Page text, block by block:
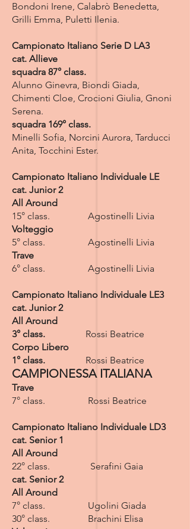
Bondoni Irene, Calabrò Benedetta,
Grilli Emma, Puletti Ilenia.
Campionato Italiano Serie D LA3
cat. Allieve
squadra 87° class.
Alunno Ginevra, Biondi Giada,
Chimenti Cloe, Crocioni Giulia, Gnoni
Serena.
squadra 169° class.
Minelli Sofia, Norcini Aurora, Tarducci
Anita, Tocchini Ester.
Campionato Italiano Individuale LE
cat. Junior 2
All Around
15° class. Agostinelli Livia
Volteggio
5° class. Agostinelli Livia
Trave
6° class. Agostinelli Livia
Campionato Italiano Individuale LE3
cat. Junior 2
All Around
3° class.
Rossi Beatrice
Corpo Libero
1° class.
Rossi Beatrice
CAMPIONESSA ITALIANA
Trave
7° class. Rossi Beatrice
Campionato Italiano Individuale LD3
cat. Senior 1
All Around
22° class. Serafini Gaia
cat. Senior 2
All Around
7° class. Ugolini Giada
30° class. Brachini Elisa